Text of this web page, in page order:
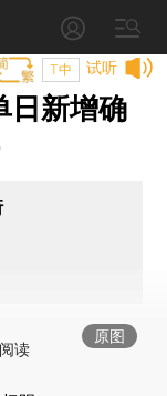
试听
T中
日新增确
原图
读